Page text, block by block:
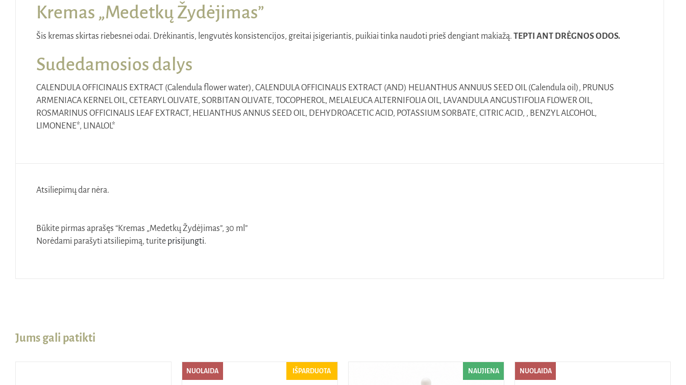
Kremas „Medetkų Žydėjimas”
Šis kremas skirtas riebesnei odai. Drėkinantis, lengvutės konsistencijos, greitai įsigeriantis, puikiai tinka naudoti prieš dengiant makiažą. TEPTI ANT DRĖGNOS ODOS.
Sudedamosios dalys
CALENDULA OFFICINALIS EXTRACT (Calendula flower water), CALENDULA OFFICINALIS EXTRACT (AND) HELIANTHUS ANNUUS SEED OIL (Calendula oil), PRUNUS
ARMENIACA KERNEL OIL, CETEARYL OLIVATE, SORBITAN OLIVATE, TOCOPHEROL, MELALEUCA ALTERNIFOLIA OIL, LAVANDULA ANGUSTIFOLIA FLOWER OIL,
ROSMARINUS OFFICINALIS LEAF EXTRACT, HELIANTHUS ANNUS SEED OIL, DEHYDROACETIC ACID, POTASSIUM SORBATE, CITRIC ACID, , BENZYL ALCOHOL,
LIMONENE*, LINALOL*
Atsiliepimų dar nėra.
Būkite pirmas aprašęs “Kremas „Medetkų Žydėjimas”, 30 ml”
Norėdami parašyti atsiliepimą, turite prisijungti.
Jums gali patikti
NUOLAIDA IŠPARDUOTA NAUJIENA NUOLAIDA